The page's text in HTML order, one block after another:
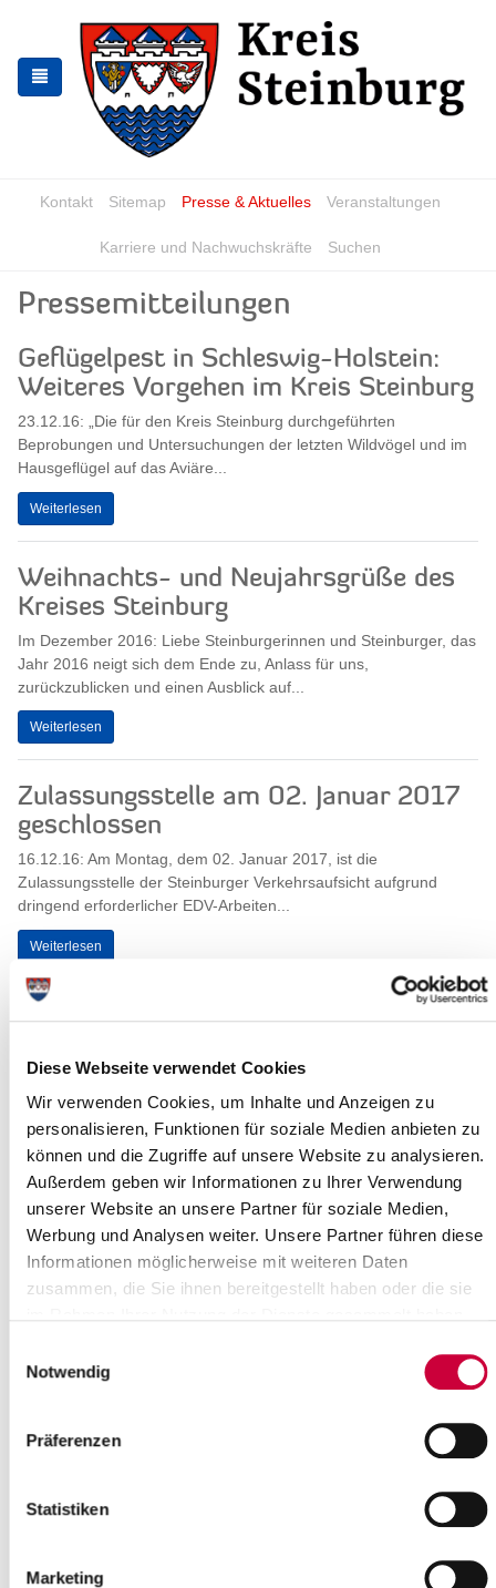
Diese Webseite verwendet Cookies
Wir verwenden Cookies, um Inhalte und Anzeigen zu
personalisieren, Funktionen für soziale Medien anbieten zu
können und die Zugriffe auf unsere Website zu analysieren.
Außerdem geben wir Informationen zu Ihrer Verwendung
unserer Website an unsere Partner für soziale Medien,
Werbung und Analysen weiter. Unsere Partner führen diese
Informationen möglicherweise mit weiteren Daten
zusammen, die Sie ihnen bereitgestellt haben oder die sie
Notwendig
Präferenzen
Statistiken
Marketing
springen
springen
Kontakt Sitemap Presse & Aktuelles Veranstaltungen
Karriere und Nachwuchskräfte Suchen
Pressemitteilungen
Geflügelpest in Schleswig-Holstein:
Weiteres Vorgehen im Kreis Steinburg
23.12.16: „Die für den Kreis Steinburg durchgeführten
Beprobungen und Untersuchungen der letzten Wildvögel und im
Hausgeflügel auf das Aviäre...
Weiterlesen
Weihnachts- und Neujahrsgrüße des
Kreises Steinburg
Im Dezember 2016: Liebe Steinburgerinnen und Steinburger, das
Jahr 2016 neigt sich dem Ende zu, Anlass für uns,
zurückzublicken und einen Ausblick auf...
Weiterlesen
Zulassungsstelle am 02. Januar 2017
geschlossen
16.12.16: Am Montag, dem 02. Januar 2017, ist die
Zulassungsstelle der Steinburger Verkehrsaufsicht aufgrund
dringend erforderlicher EDV-Arbeiten...
Weiterlesen
Projekt Rückenwind: Unternehmen für
16.12.16: Andrea Richter sammelt Betriebe aller Art und zwar
solche, die Praktikumsplätze anbieten. Ein ungewöhnliches
Hobby, meinen Sie? Nein, Andrea...
Weiterlesen
Heiligabend und Silvester:
Wertstoffhöfe und
Schadstoffannahme geschlossen
Firma Veolia in Itzehoe bleiben am...
08.12.16: Die nächsten Sitzungen des Steinburger Kreistages